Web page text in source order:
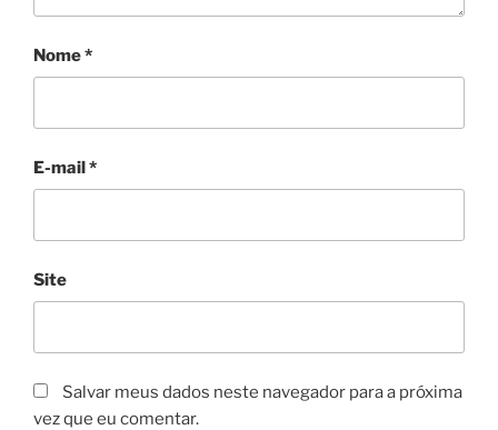
Nome*
E-mail*
Site
Salvar meus dados neste navegador para a próxima
vez que eu comentar.